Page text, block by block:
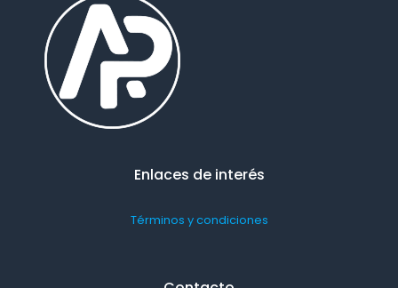
Enlaces de interés
Términos y condiciones